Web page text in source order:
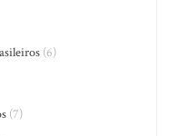
(6)
(7)